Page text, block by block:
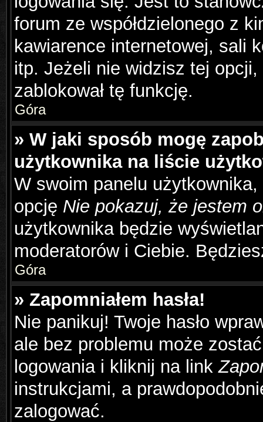
forum ze współdzielonego z
kawiarence internetowej, sali
itp. Jeżeli nie widzisz tej
zablokował tę funkcję.
Góra
» W jaki sposób mogę
użytkownika na liście
W swoim panelu
opcję Nie pokazuj, że jestem
użytkownika będzie
moderatorów i Ciebie.
Góra
» Zapomniałem hasła!
Nie panikuj! Twoje hasło
ale bez problemu może
logowania i kliknij na link
instrukcjami, a
zalogować.